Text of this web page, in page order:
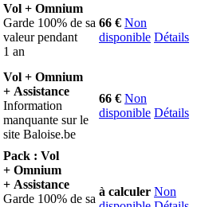
Vol + Omnium
Garde 100% de sa
valeur pendant
1 an
66 € Non
disponible Détails
Vol + Omnium
+ Assistance
Information
manquante sur le
site Baloise.be
66 € Non
disponible Détails
Pack : Vol
+ Omnium
+ Assistance
Garde 100% de sa
à calculer Non